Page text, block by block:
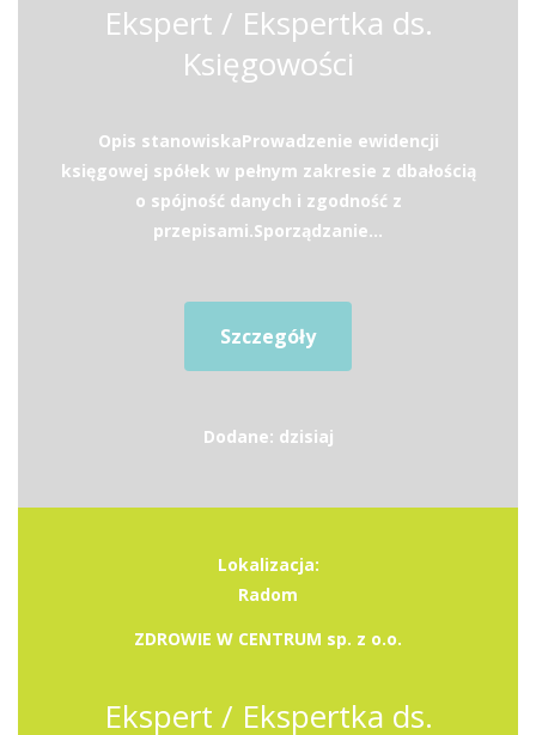
Ekspert / Ekspertka ds.
Księgowości
Opis stanowiskaProwadzenie ewidencji
księgowej spółek w pełnym zakresie z dbałością
o spójność danych i zgodność z
przepisami.Sporządzanie...
Szczegóły
Dodane: dzisiaj
Lokalizacja:
Radom
ZDROWIE W CENTRUM sp. z o.o.
Ekspert / Ekspertka ds.